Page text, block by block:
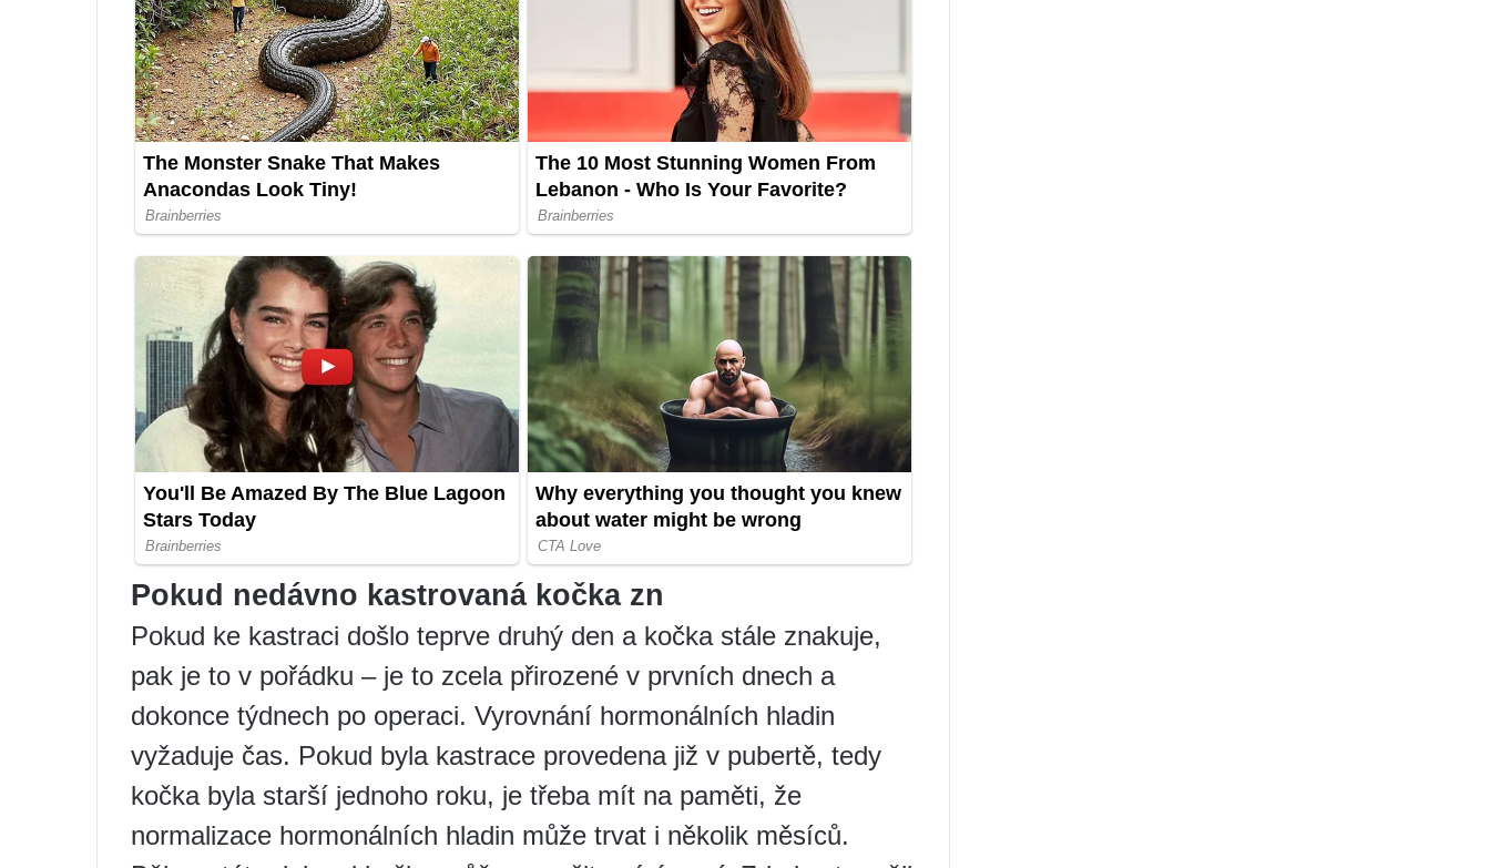
Pokud nedávno kastrovaná kočka zn
Pokud ke kastraci došlo teprve druhý den a kočka stále znakuje,
pak je to v pořádku – je to zcela přirozené v prvních dnech a
dokonce týdnech po operaci. Vyrovnání hormonálních hladin
vyžaduje čas. Pokud byla kastrace provedena již v pubertě, tedy
kočka byla starší jednoho roku, je třeba mít na paměti, že
normalizace hormonálních hladin může trvat i několik měsíců.